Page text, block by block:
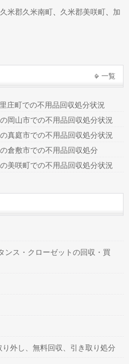
久米郡久米南町 久米郡美咲町
加
一覧
庄町での不用品回収処分状況
岡山市での不用品回収処分状況
真庭市での不用品回収処分状況
倉敷市での不用品回収処分
美咲町での不用品回収処分状況
ンス・クローゼットの回収・買
外し、無料回収、引き取り処分